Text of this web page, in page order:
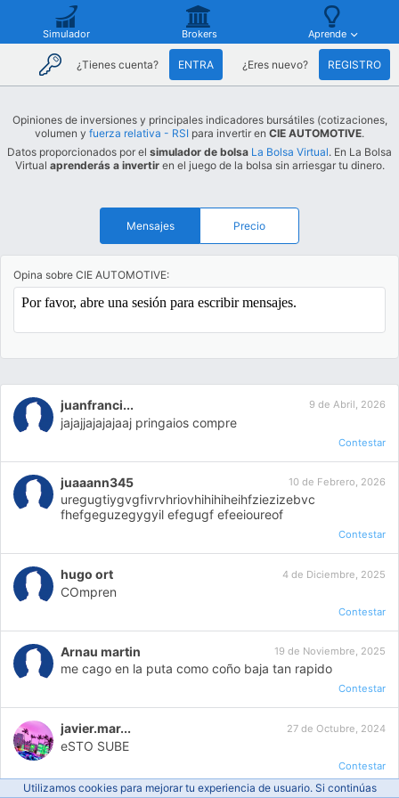
Simulador Brokers Aprende
¿Tienes cuenta? ENTRA ¿Eres nuevo? REGISTRO
Opiniones de inversiones y principales indicadores bursátiles (cotizaciones,
volumen y fuerza relativa - RSI para invertir en CIE AUTOMOTIVE.
Datos proporcionados por el simulador de bolsa La Bolsa Virtual. En La Bolsa
Virtual aprenderás a invertiren el juego de la bolsa sin arriesgar tu dinero.
Mensajes Precio
Opina sobre CIE AUTOMOTIVE:
juanfranci... 9 de Abril, 2026
jajajjajajajaaj pringaios compre
Contestar
juaaann345 10 de Febrero, 2026
uregugtiygvgfivrvhriovhihihiheihfziezizebvc
fhefgeguzegygyil efegugf efeeioureof
Contestar
hugo ort 4 de Diciembre, 2025
COmpren
Contestar
Arnau martin 19 de Noviembre, 2025
me cago en la puta como coño baja tan rapido
Contestar
javier.mar... 27 de Octubre, 2024
eSTO SUBE
Contestar
Utilizamos cookies para mejorar tu experiencia de usuario. Si continúas